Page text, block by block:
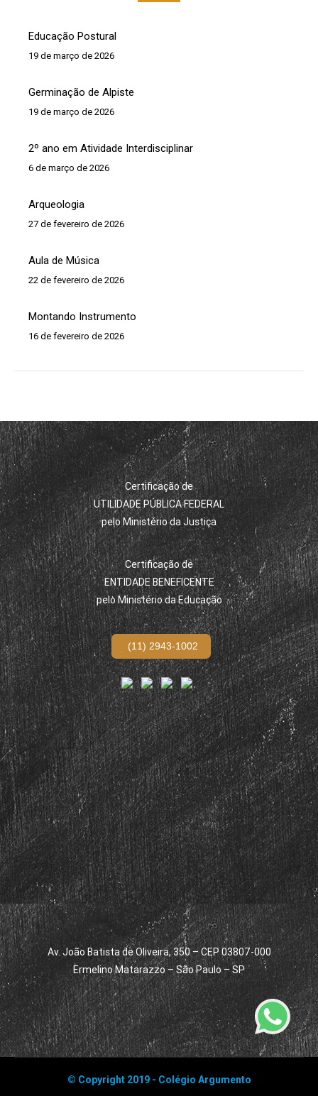
Educação Postural
19 de março de 2026
Germinação de Alpiste
19 de março de 2026
2º ano em Atividade Interdisciplinar
6 de março de 2026
Arqueologia
27 de fevereiro de 2026
Aula de Música
22 de fevereiro de 2026
Montando Instrumento
16 de fevereiro de 2026
Certificação de
UTILIDADE PÚBLICA FEDERAL
pelo Ministério da Justiça
Certificação de
ENTIDADE BENEFICENTE
pelo Ministério da Educação
(11) 2943-1002
Av. João Batista de Oliveira, 350 – CEP 03807-000
Ermelino Matarazzo – São Paulo – SP
© Copyright 2019 - Colégio Argumento